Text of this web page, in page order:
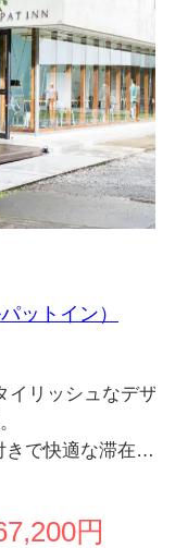
ットイン）
イリッシュなデザ
で快適な滞在を
光や街への移動に
円